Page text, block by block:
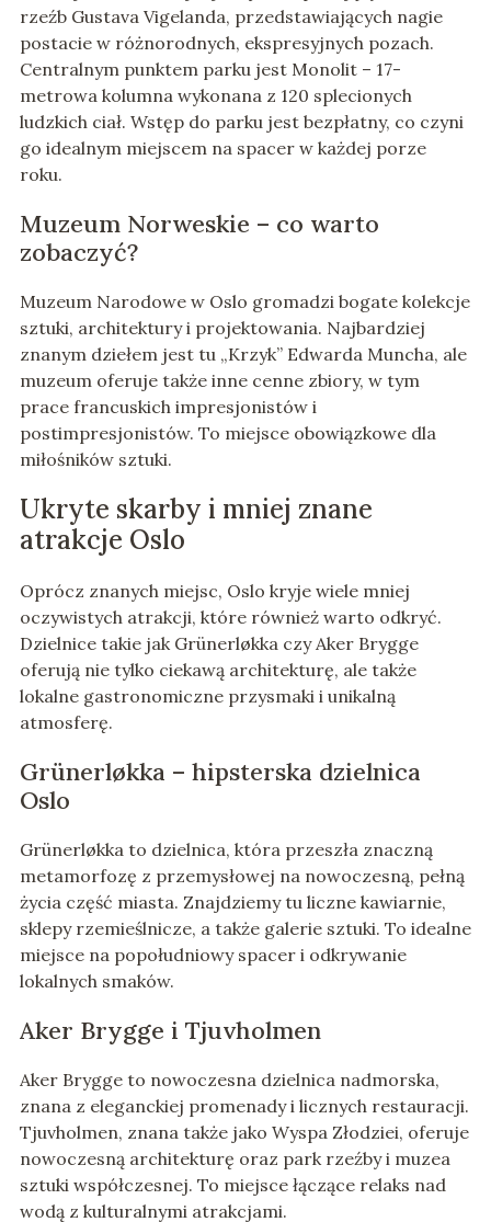
rzeźb Gustava Vigelanda, przedstawiających nagie
postacie w różnorodnych, ekspresyjnych pozach.
Centralnym punktem parku jest Monolit – 17-
metrowa kolumna wykonana z 120 splecionych
ludzkich ciał. Wstęp do parku jest bezpłatny, co czyni
go idealnym miejscem na spacer w każdej porze
roku.
Muzeum Norweskie – co warto
zobaczyć?
Muzeum Narodowe w Oslo gromadzi bogate kolekcje
sztuki, architektury i projektowania. Najbardziej
znanym dziełem jest tu „Krzyk” Edwarda Muncha, ale
muzeum oferuje także inne cenne zbiory, w tym
prace francuskich impresjonistów i
postimpresjonistów. To miejsce obowiązkowe dla
miłośników sztuki.
Ukryte skarby i mniej znane
atrakcje Oslo
Oprócz znanych miejsc, Oslo kryje wiele mniej
oczywistych atrakcji, które również warto odkryć.
Dzielnice takie jak Grünerløkka czy Aker Brygge
oferują nie tylko ciekawą architekturę, ale także
lokalne gastronomiczne przysmaki i unikalną
atmosferę.
Grünerløkka – hipsterska dzielnica
Oslo
Grünerløkka to dzielnica, która przeszła znaczną
metamorfozę z przemysłowej na nowoczesną, pełną
życia część miasta. Znajdziemy tu liczne kawiarnie,
sklepy rzemieślnicze, a także galerie sztuki. To idealne
miejsce na popołudniowy spacer i odkrywanie
lokalnych smaków.
Aker Brygge i Tjuvholmen
Aker Brygge to nowoczesna dzielnica nadmorska,
znana z eleganckiej promenady i licznych restauracji.
Tjuvholmen, znana także jako Wyspa Złodziei, oferuje
nowoczesną architekturę oraz park rzeźby i muzea
sztuki współczesnej. To miejsce łączące relaks nad
wodą z kulturalnymi atrakcjami.